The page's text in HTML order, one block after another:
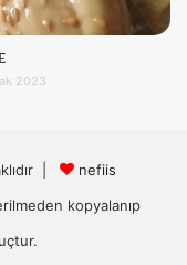
2023
|
nefiis
kopyalanıp